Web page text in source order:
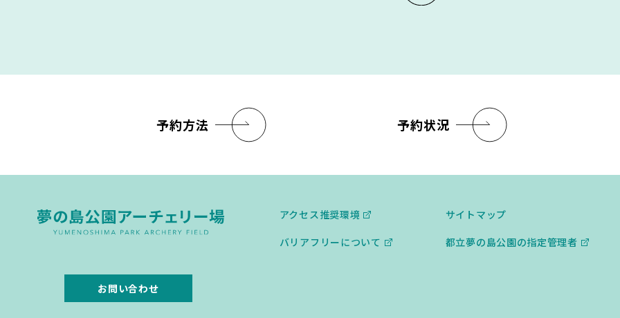
予約方法 予約状況
お問い合わせ
アクセス推奨環境
サイトマップ
バリアフリーについて
都⽴夢の島公園の指定管理者